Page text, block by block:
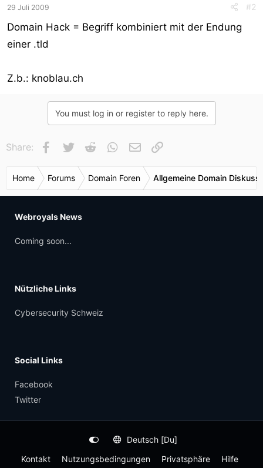
29 Juli 2009 #2
Domain Hack = Begriff kombiniert mit der Endung
einer .tld
Z.b.: knoblau.ch
You must log in or register to reply here.
Share: Facebook
Twitter Reddit WhatsApp
E-Mail
Home Forums Domain Foren Allgemeine Domain
Webroyals News
Coming soon...
Nützliche Links
Cybersecurity Schweiz
Social Links
Facebook
Twitter
Deutsch [Du]
Kontakt
Nutzungsbedingungen Privatsphäre Hilfe